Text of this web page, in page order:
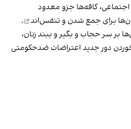
کافه‌ها جزو معدود
برای جمع شدن و تنفس‌اند
.
بر سر حجاب و بگیر و ببند زنان،
دور جدید اعتراضات ضدحکومتی